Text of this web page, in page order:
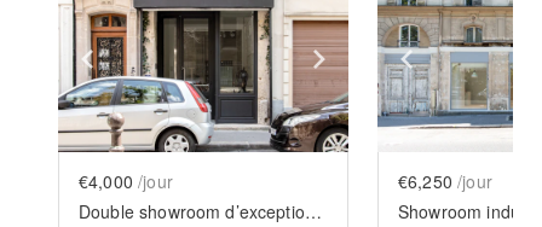
Show previous slide Show next slide
€4,000 /jour
Double showroom d’exception Goncourt
Show
€6,250 /jour